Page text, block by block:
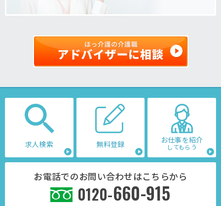
求人検索 無料登録 お仕事を紹介
してもらう
お電話でのお問い合わせはこちらから
0120-660-915